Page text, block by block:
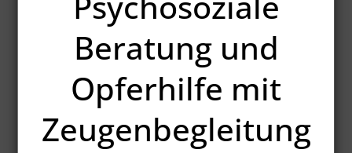
Telefax (06181) 24875
kontakt@hanauer-hilfe.de
Herr Rechtsanwalt Heinz Frese ( Vors. Richter am
LG Hanau i.R.)
Vereinsregister:VR 1009
Beratung und
Opferhilfe mit
Zeugenbegleitung